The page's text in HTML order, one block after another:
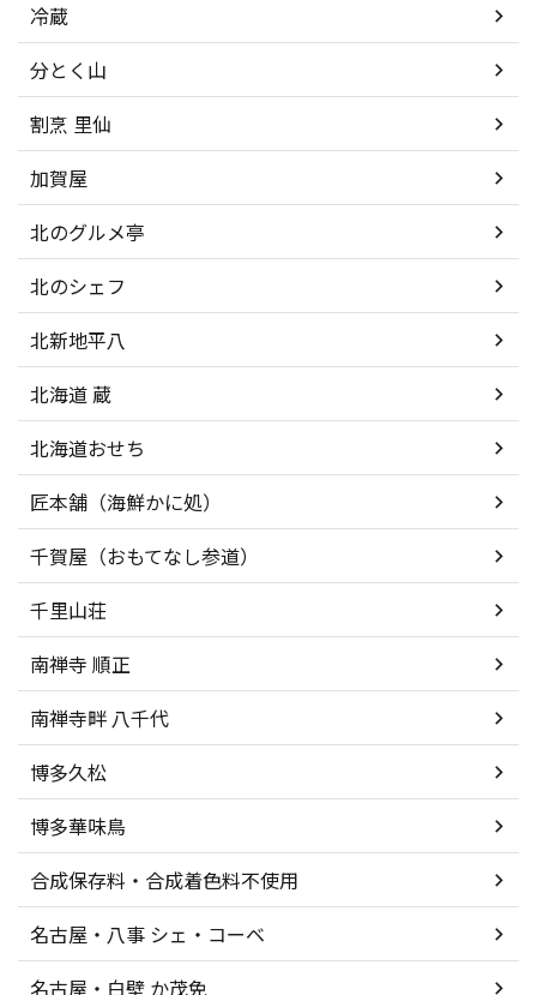
冷蔵
分とく山
割烹 里仙
加賀屋
北のグルメ亭
北のシェフ
北新地平八
北海道 蔵
北海道おせち
匠本舗（海鮮かに処）
千賀屋（おもてなし参道）
千里山荘
南禅寺 順正
南禅寺畔 八千代
博多久松
博多華味鳥
合成保存料・合成着色料不使用
名古屋・八事 シェ・コーベ
名古屋・白壁 か茂免